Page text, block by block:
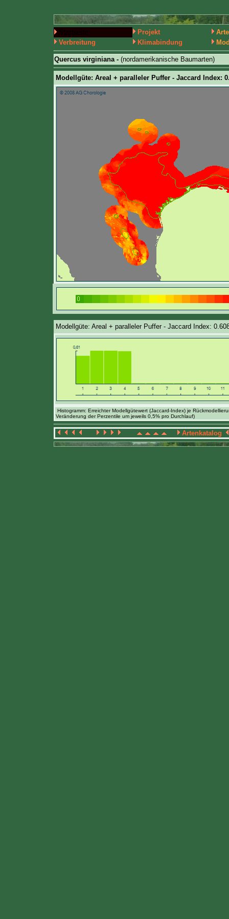
Projekt
Verbreitung
Klimabindung
Quercus virginiana - (nordamerikanische Baumarten)
Modellgüte: Areal + paralleler Puffer - Jaccard Index:
Modellgüte: Areal + paralleler Puffer - Jaccard Index:
Histogramm: Erreichter Modellgütewert (Jaccard-Index) je
Veränderung der Perzentile um jeweils 0,5% pro Durchlauf)
Artenkatalog